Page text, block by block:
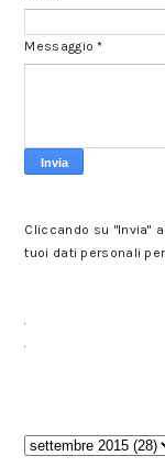
Messaggio*
Cliccando su "Invia"
tuoi dati personali